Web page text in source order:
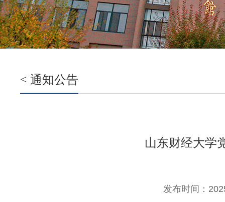
< 通知公告
山东财经大学
发布时间：